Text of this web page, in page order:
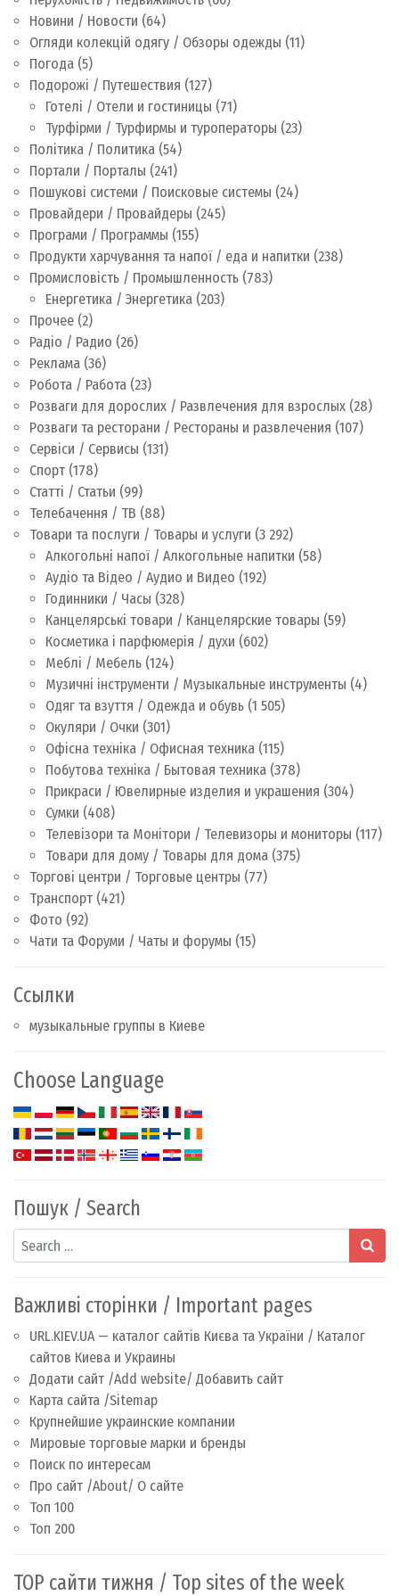
Новини / Новости (64)
Огляди колекцій одягу / Обзоры одежды (11)
Погода (5)
Подорожі / Путешествия (127)
Готелі / Отели и гостиницы (71)
Турфірми / Турфирмы и туроператоры (23)
Політика / Политика (54)
Портали / Порталы (241)
Пошукові системи / Поисковые системы (24)
Провайдери / Провайдеры (245)
Програми / Программы (155)
Продукти харчування та напої / еда и напитки (238)
Промисловість / Промышленность (783)
Енергетика / Энергетика (203)
Прочее (2)
Радіо / Радио (26)
Реклама (36)
Робота / Работа (23)
Розваги для дорослих / Развлечения для взрослых (28)
Розваги та ресторани / Рестораны и развлечения (107)
Сервіси / Сервисы (131)
Спорт (178)
Статті / Статьи (99)
Телебачення / ТВ (88)
Товари та послуги / Товары и услуги (3 292)
Алкогольні напої / Алкогольные напитки (58)
Аудіо та Відео / Аудио и Видео (192)
Годинники / Часы (328)
Канцелярські товари / Канцелярские товары (59)
Косметика і парфюмерія / духи (602)
Меблі / Мебель (124)
Музичні інструменти / Музыкальные инструменты (4)
Одяг та взуття / Одежда и обувь (1 505)
Окуляри / Очки (301)
Офісна техніка / Офисная техника (115)
Побутова техніка / Бытовая техника (378)
Прикраси / Ювелирные изделия и украшения (304)
Сумки (408)
Телевізори та Монітори / Телевизоры и мониторы (117)
Товари для дому / Товары для дома (375)
Торгові центри / Торговые центры (77)
Транспорт (421)
Фото (92)
Чати та Форуми / Чаты и форумы (15)
Ссылки
музыкальные группы в Киеве
Choose Language
Пошук / Search
Search
Важливі сторінки / Important pages
URL.KIEV.UA — каталог сайтів Києва та України / Каталог
сайтов Киева и Украины
Додати сайт /Add website/ Добавить сайт
Карта сайта /Sitemap
Крупнейшие украинские компании
Мировые торговые марки и бренды
Поиск по интересам
Про сайт /About/ О сайте
Топ 100
Топ 200
TOP сайти тижня / Top sites of the week